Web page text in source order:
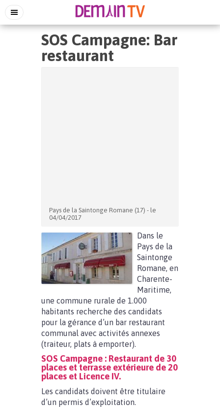
SOS Campagne: Bar
restaurant
Pays de la Saintonge Romane (17) - le
04/04/2017
Dans le
Pays de la
Saintonge
Romane, en
Charente-
Maritime,
une commune rurale de 1.000
habitants recherche des candidats
pour la gérance d’un bar restaurant
communal avec activités annexes
(traiteur, plats à emporter).
SOS Campagne : Restaurant de 30
places et terrasse extérieure de 20
places et Licence IV.
Les candidats doivent être titulaire
d’un permis d’exploitation.